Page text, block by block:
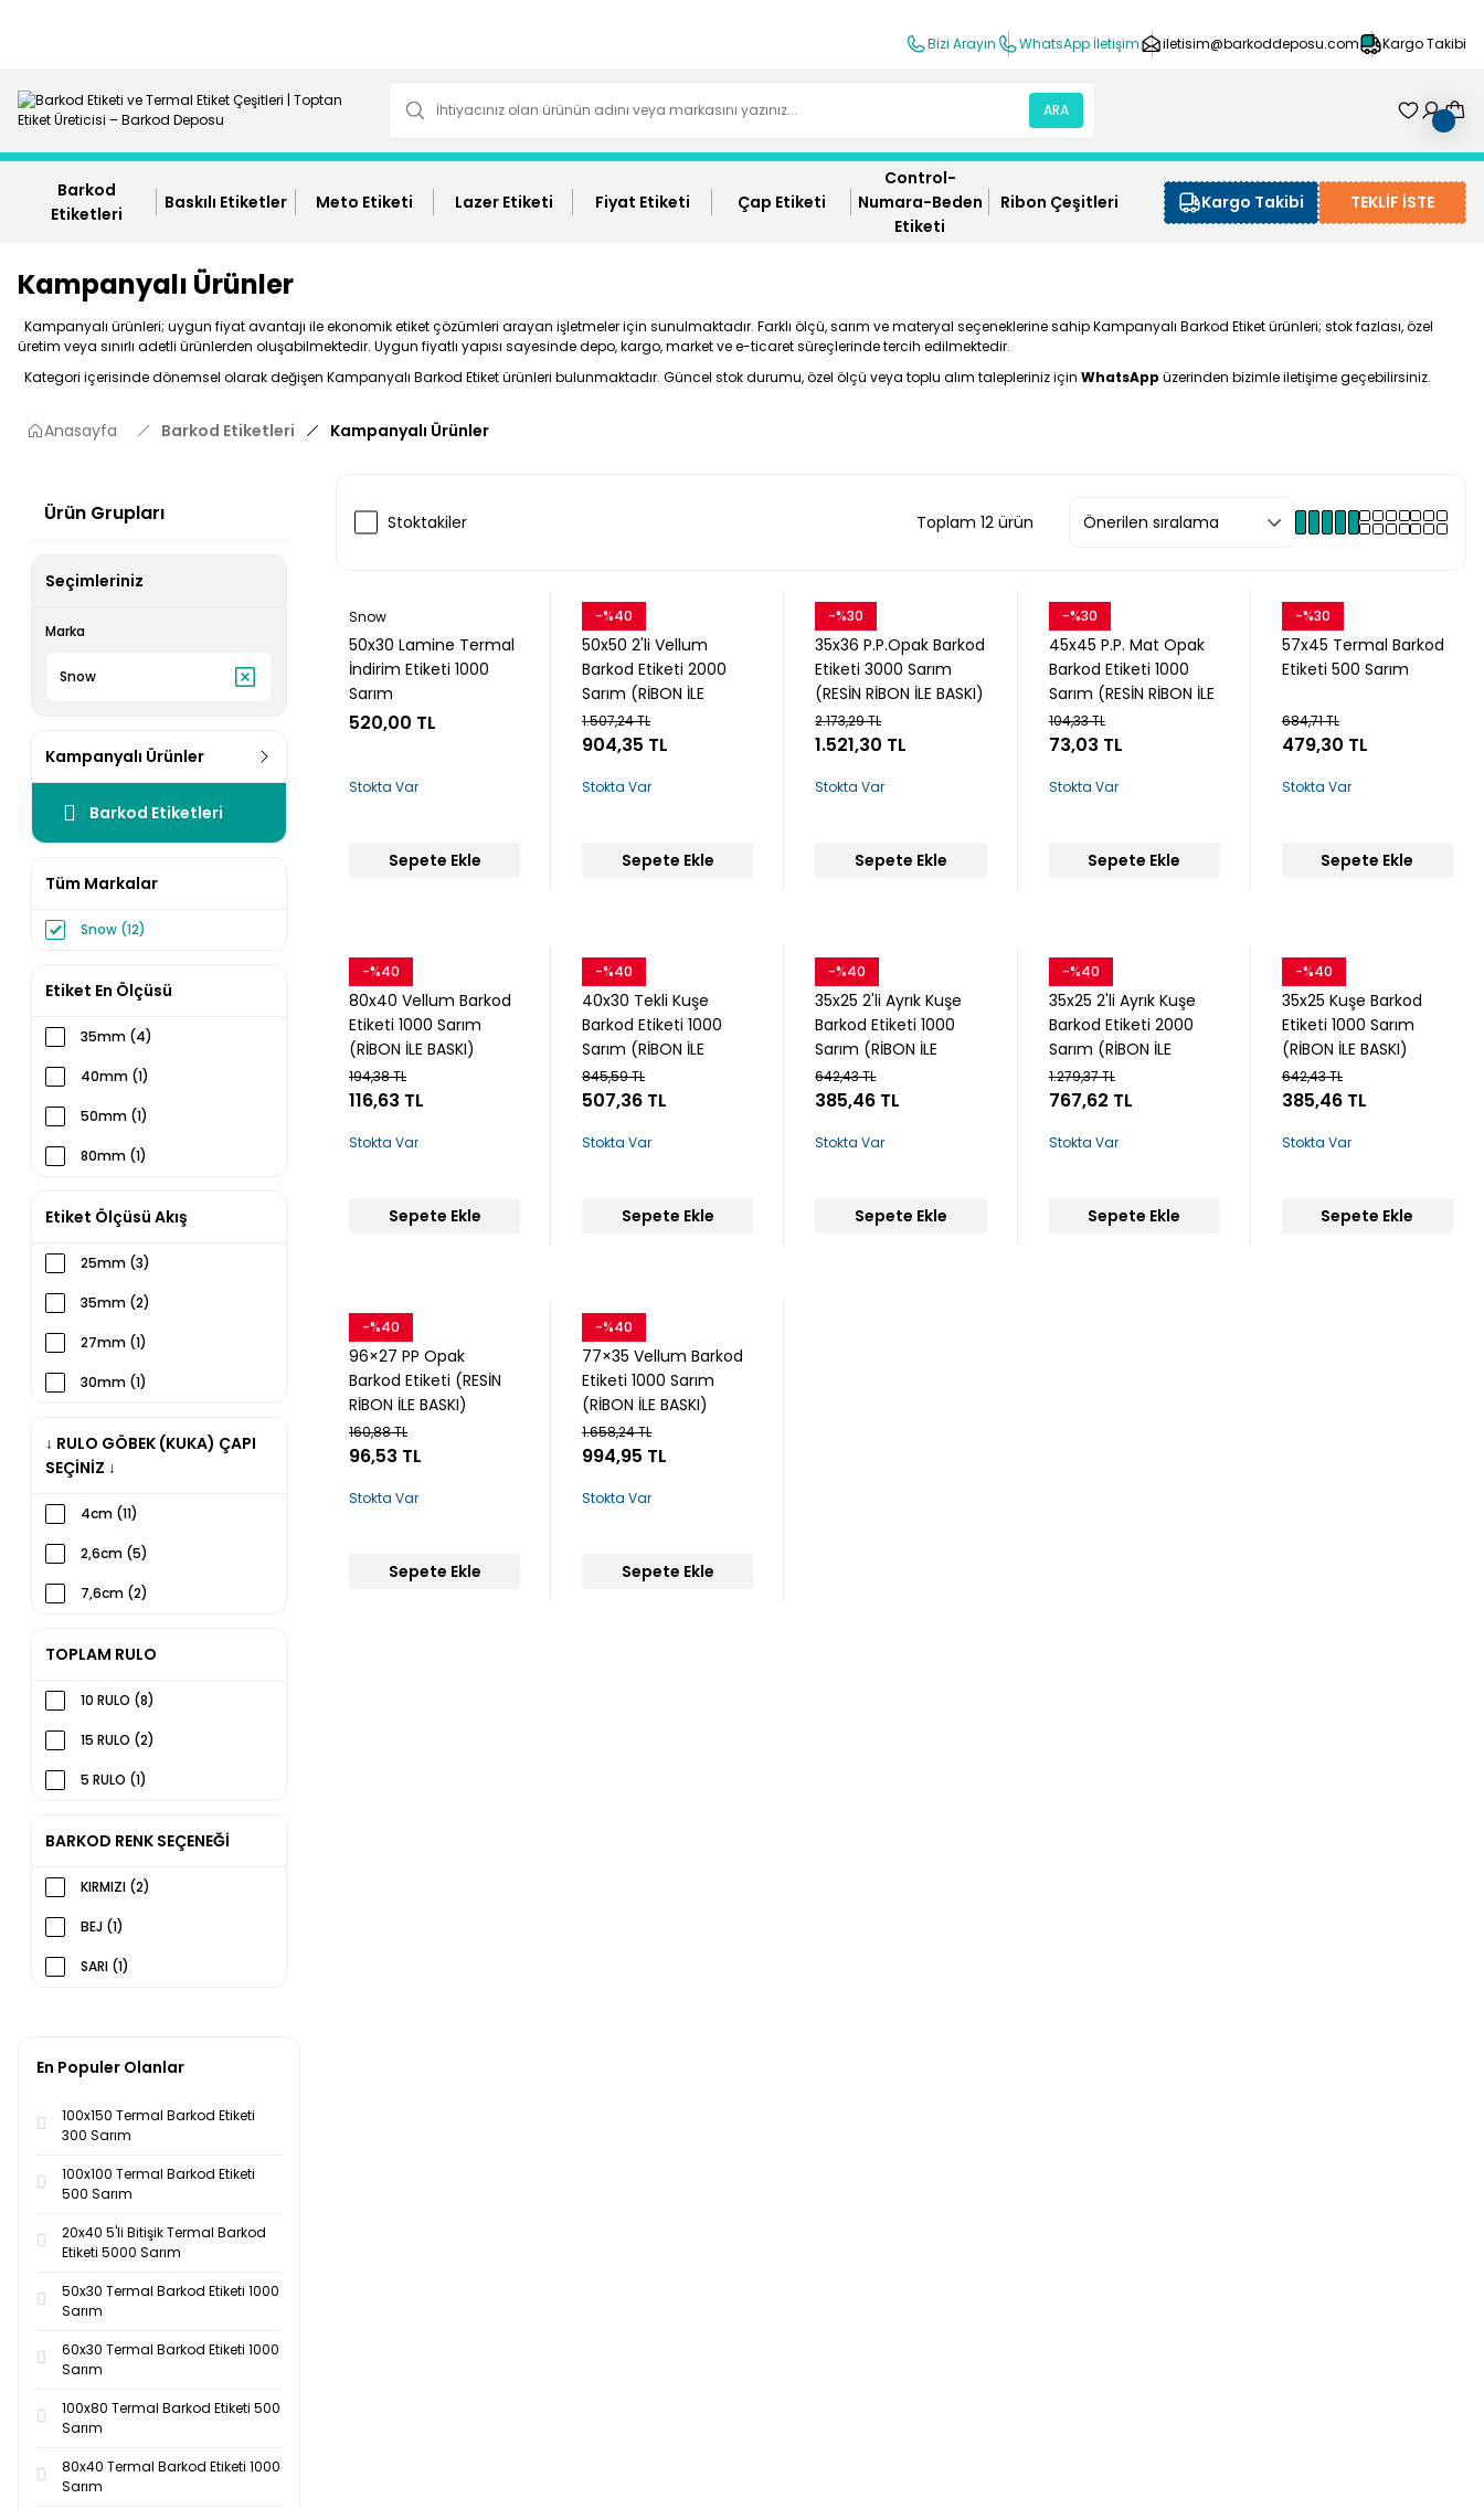
Bizi Arayın WhatsApp İletişim iletisim@barkoddeposu.com Kargo Takibi
ARA
Barkod
Etiketleri
Baskılı Etiketler Meto Etiketi Lazer Etiketi Fiyat Etiketi Çap Etiketi
Control-
Numara-Beden
Etiketi
Ribon Çeşitleri Kargo Takibi TEKLİF İSTE
Kampanyalı Ürünler
Kampanyalı ürünleri; uygun fiyat avantajı ile ekonomik etiket çözümleri arayan işletmeler için sunulmaktadır. Farklı ölçü, sarım ve materyal seçeneklerine sahip Kampanyalı Barkod Etiket ürünleri; stok fazlası, özel
üretim veya sınırlı adetli ürünlerden oluşabilmektedir. Uygun fiyatlı yapısı sayesinde depo, kargo, market ve e-ticaret süreçlerinde tercih edilmektedir.
Kategori içerisinde dönemsel olarak değişen Kampanyalı Barkod Etiket ürünleri bulunmaktadır. Güncel stok durumu, özel ölçü veya toplu alım talepleriniz için WhatsApp üzerinden bizimle iletişime geçebilirsiniz.
Anasayfa Barkod Etiketleri Kampanyalı Ürünler
Ürün Grupları
Seçimleriniz
Marka
Snow
Kampanyalı Ürünler
Barkod Etiketleri
Tüm Markalar
Snow (12)
Etiket En Ölçüsü
35mm (4)
40mm (1)
50mm (1)
80mm (1)
Etiket Ölçüsü Akış
25mm (3)
35mm (2)
27mm (1)
30mm (1)
50mm (1)
↓ RULO GÖBEK (KUKA) ÇAPI
SEÇİNİZ ↓
4cm (11)
2,6cm (5)
7,6cm (2)
TOPLAM RULO
10 RULO (8)
15 RULO (2)
5 RULO (1)
BARKOD RENK SEÇENEĞİ
KIRMIZI (2)
BEJ (1)
SARI (1)
En Populer Olanlar
100x150 Termal Barkod Etiketi
300 Sarım
100x100 Termal Barkod Etiketi
500 Sarım
20x40 5'li Bitişik Termal Barkod
Etiketi 5000 Sarım
50x30 Termal Barkod Etiketi 1000
Sarım
60x30 Termal Barkod Etiketi 1000
Sarım
100x80 Termal Barkod Etiketi 500
Sarım
80x40 Termal Barkod Etiketi 1000
Sarım
Stoktakiler Toplam 12 ürün
Snow
50x30 Lamine Termal
İndirim Etiketi 1000
Sarım
520,00 TL
Stokta Var
Sepete Ekle
-%40
Snow
50x50 2'li Vellum
Barkod Etiketi 2000
Sarım (RİBON İLE
BASKI)
1.507,24 TL
904,35 TL
Stokta Var
Sepete Ekle
-%30
Snow
35x36 P.P.Opak Barkod
Etiketi 3000 Sarım
(RESİN RİBON İLE BASKI)
2.173,29 TL
1.521,30 TL
Stokta Var
Sepete Ekle
-%30
Snow
45x45 P.P. Mat Opak
Barkod Etiketi 1000
Sarım (RESİN RİBON İLE
BASKI)
104,33 TL
73,03 TL
Stokta Var
Sepete Ekle
-%30
Snow
57x45 Termal Barkod
Etiketi 500 Sarım
684,71 TL
479,30 TL
Stokta Var
Sepete Ekle
-%40
Snow
80x40 Vellum Barkod
Etiketi 1000 Sarım
(RİBON İLE BASKI)
194,38 TL
116,63 TL
Stokta Var
Sepete Ekle
-%40
Snow
40x30 Tekli Kuşe
Barkod Etiketi 1000
Sarım (RİBON İLE
BASKI)
845,59 TL
507,36 TL
Stokta Var
Sepete Ekle
-%40
Snow
35x25 2'li Ayrık Kuşe
Barkod Etiketi 1000
Sarım (RİBON İLE
BASKI)
642,43 TL
385,46 TL
Stokta Var
Sepete Ekle
-%40
Snow
35x25 2'li Ayrık Kuşe
Barkod Etiketi 2000
Sarım (RİBON İLE
BASKI)
1.279,37 TL
767,62 TL
Stokta Var
Sepete Ekle
-%40
Snow
35x25 Kuşe Barkod
Etiketi 1000 Sarım
(RİBON İLE BASKI)
642,43 TL
385,46 TL
Stokta Var
Sepete Ekle
-%40
Snow
96×27 PP Opak
Barkod Etiketi (RESİN
RİBON İLE BASKI)
160,88 TL
96,53 TL
Stokta Var
Sepete Ekle
-%40
Snow
77×35 Vellum Barkod
Etiketi 1000 Sarım
(RİBON İLE BASKI)
1.658,24 TL
994,95 TL
Stokta Var
Sepete Ekle